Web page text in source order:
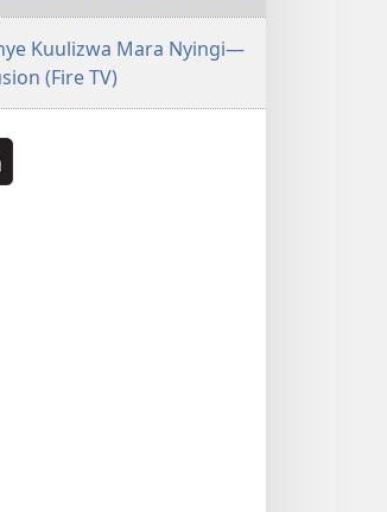
Kuulizwa Mara Nyingi​—
(Fire TV)